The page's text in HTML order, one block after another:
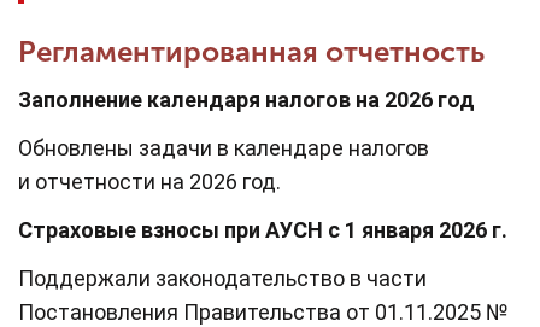
Регламентированная отчетность
Заполнение календаря налогов на 2026 год
Обновлены задачи в календаре налогов
и отчетности на 2026 год.
Страховые взносы при АУСН с 1 января 2026 г.
Поддержали законодательство в части
Постановления Правительства от 01.11.2025 №